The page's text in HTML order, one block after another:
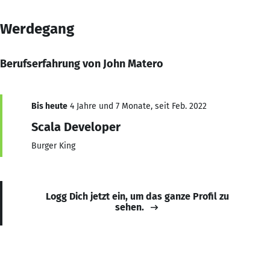
Werdegang
Berufserfahrung von John Matero
Bis heute 4 Jahre und 7 Monate, seit Feb. 2022
Scala Developer
Burger King
Logg Dich jetzt ein, um das ganze Profil zu
sehen.